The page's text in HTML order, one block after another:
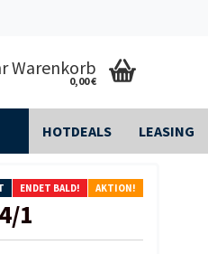
Warenkorb
0,00 €
HOTDEALS LEASING
ENDET BALD! AKTION!
1